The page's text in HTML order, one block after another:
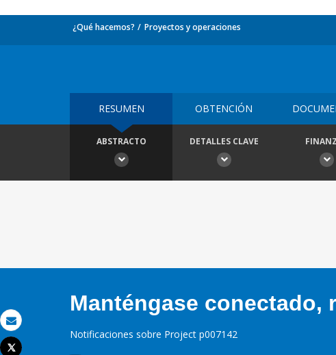
Correo electrónico
Tweet
¿Qué hacemos? Proyectos y operaciones
RESUMEN OBTENCIÓN
ABSTRACTO DETALLES CLAVE
Manténgase conectado,
Notificaciones sobre Project p007142